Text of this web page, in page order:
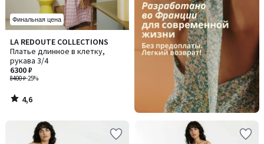
Финальная цена
LA REDOUTE COLLECTIONS
Платье длинное в клетку,
рукава 3/4
8400 ₽-25%
6300 ₽
4,6
/ 5
4,6
/